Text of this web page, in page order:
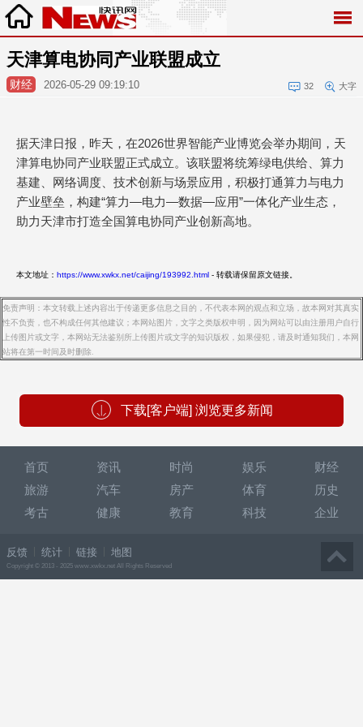
天津算电协同产业联盟成立
财经 2026-05-29 09:19:10 32 大字
据天津日报，昨天，在2026世界智能产业博览会举办期间，天
津算电协同产业联盟正式成立。该联盟将统筹绿电供给、算力
基建、网络调度、技术创新与场景应用，积极打通算力与电力
产业壁垒，构建“算力—电力—数据—应用”一体化产业生态，
助力天津市打造全国算电协同产业创新高地。
本文地址： https://www.xwkx.net/caijing/193992.html - 转载请保留原文链接。
免责声明：本文转载上述内容出于传递更多信息之目的，不代表本网的观点和立场，故本网对其真实
性不负责，也不构成任何其他建议；本网站图片，文字之类版权申明，因为网站可以由注册用户自行
上传图片或文字，本网站无法鉴别所上传图片或文字的知识版权，如果侵犯，请及时通知我们，本网
站将在第一时间及时删除.
下载[客户端] 浏览更多新闻
首页 资讯 时尚 娱乐
财经
旅游
汽车 房产 体育
历史
考古
健康 教育 科技 企业
反馈 统计 链接 地图
Copyright © 2013 - 2025 www.xwkx.net All Rights Reserved